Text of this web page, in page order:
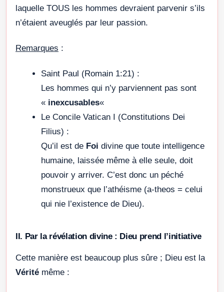
laquelle TOUS les hommes devraient parvenir s’ils
n’étaient aveuglés par leur passion.
Remarques :
Saint Paul (Romain 1:21) :
Les hommes qui n’y parviennent pas sont
« inexcusables«
Le Concile Vatican I (Constitutions Dei
Filius) :
Qu’il est de Foi divine que toute intelligence
humaine, laissée même à elle seule, doit
pouvoir y arriver. C’est donc un péché
monstrueux que l’athéisme (a-theos = celui
qui nie l’existence de Dieu).
II. Par la révélation divine : Dieu prend l’initiative
Cette manière est beaucoup plus sûre ; Dieu est la
Vérité même :